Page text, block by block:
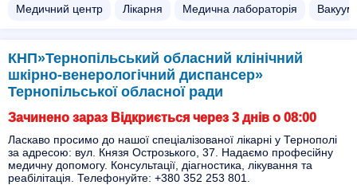
Медичний центр Лікарня Медична лабораторія
КНП»Тернопільський обласний клінічний
шкірно-венерологічний диспансер»
Тернопільської обласної ради
Зачинено зараз Відкриється через 3 днів о 08:00
Ласкаво просимо до нашої спеціалізованої лікарні у Тернополі
за адресою: вул. Князя Острозького, 37. Надаємо професійну
медичну допомогу. Консультації, діагностика, лікування та
реабілітація. Телефонуйте: +380 352 253 801.